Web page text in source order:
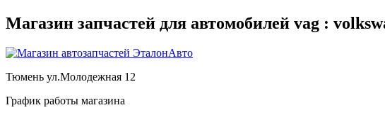
Магазин запчастей для автомобилей vag :
Тюмень ул.Молодежная 12
График работы магазина